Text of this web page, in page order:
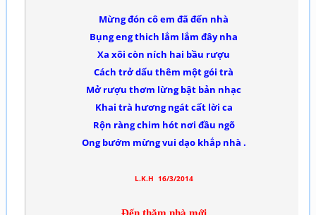
Mừng đón cô em đã đến nhà
Bụng eng thich lắm lắm đây nha
Xa xôi còn ních hai bầu r­ượu
Cách trở dấu thêm một gói trà
Mở r­ượu thơm lừng bật bản nhạc
Khai trà h­ương ngát cất lời ca
Rộn ràng chim hót nơi đầu ngõ
Ong b­ướm mừng vui dạo khắp nhà .
L.K.H 16/3/2014
Đến thăm nhà mới